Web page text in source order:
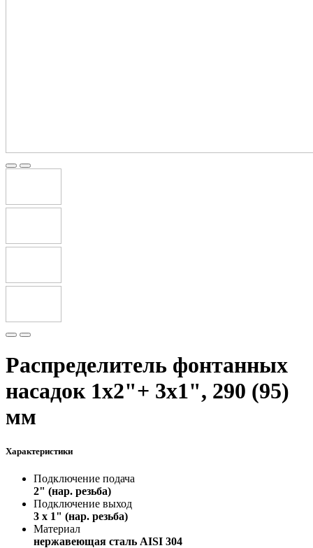
Распределитель фонтанных
насадок 1х2"+ 3х1", 290 (95)
мм
Характеристики
Подключение подача
2" (нар. резьба)
Подключение выход
3 х 1" (нар. резьба)
Материал
нержавеющая сталь AISI 304